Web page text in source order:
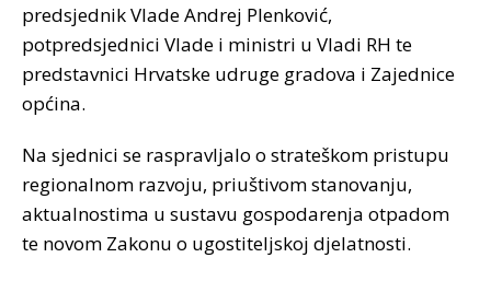
predsjednik Vlade Andrej Plenković,
potpredsjednici Vlade i ministri u Vladi RH te
predstavnici Hrvatske udruge gradova i Zajednice
općina.
Na sjednici se raspravljalo o strateškom pristupu
regionalnom razvoju, priuštivom stanovanju,
aktualnostima u sustavu gospodarenja otpadom
te novom Zakonu o ugostiteljskoj djelatnosti.